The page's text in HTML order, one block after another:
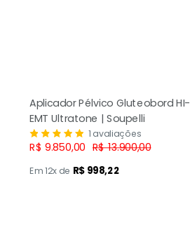
Aplicador Pélvico Gluteobord HI-
EMT Ultratone | Soupelli
1 avaliações
Preço
promocional
R$ 9.850,00 Preço
R$ 13.900,00
Em 12x de R$ 998,22